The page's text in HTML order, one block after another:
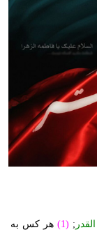
;
(1)
هر کس به